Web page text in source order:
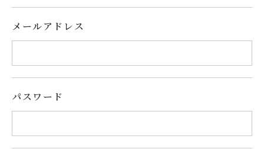
メールアドレス
パスワード